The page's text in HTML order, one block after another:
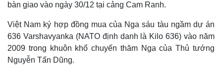
bàn giao vào ngày 30/12 tại cảng Cam Ranh.
Việt Nam ký hợp đồng mua của Nga sáu tàu ngầm dự án
636 Varshavyanka (NATO định danh là Kilo 636) vào năm
2009 trong khuôn khổ chuyến thăm Nga của Thủ tướng
Nguyễn Tấn Dũng.